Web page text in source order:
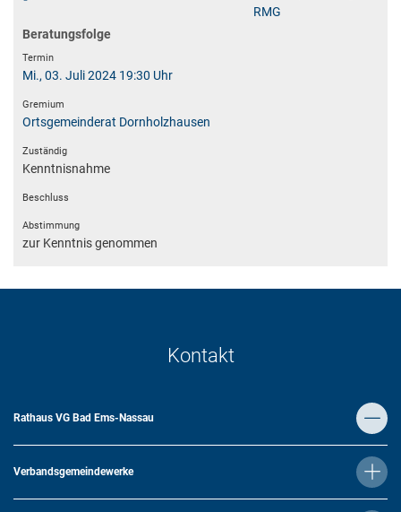
RMG
Beratungsfolge
Mi., 03. Juli 2024 19:30 Uhr
Ortsgemeinderat Dornholzhausen
Kenntnisnahme
zur Kenntnis genommen
Kontakt
Rathaus VG Bad Ems-Nassau
Verbandsgemeindewerke